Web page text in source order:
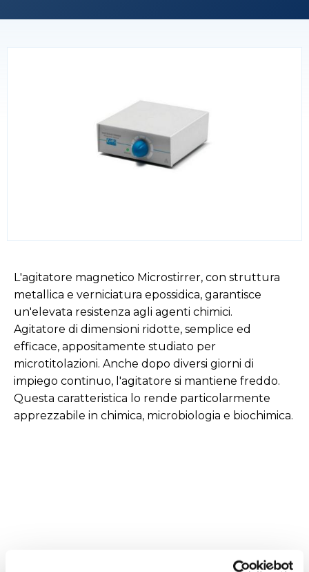
L'agitatore magnetico Microstirrer, con struttura
metallica e verniciatura epossidica, garantisce
un'elevata resistenza agli agenti chimici.
Agitatore di dimensioni ridotte, semplice ed
efficace, appositamente studiato per
microtitolazioni. Anche dopo diversi giorni di
impiego continuo, l'agitatore si mantiene freddo.
Questa caratteristica lo rende particolarmente
apprezzabile in chimica, microbiologia e biochimica.